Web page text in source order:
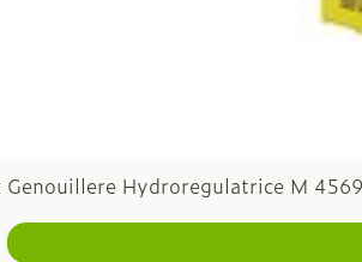
Hydroregulatrice M